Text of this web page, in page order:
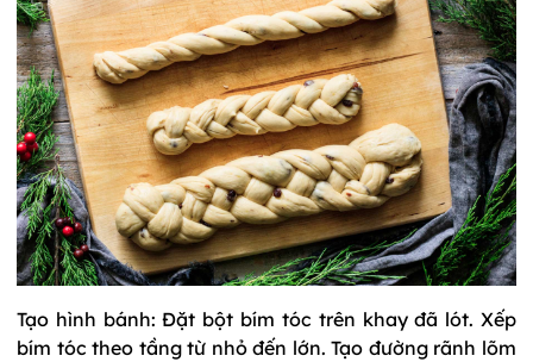
Tạo hình bánh: Đặt bột bím tóc trên khay đã lót. Xếp
bím tóc theo tầng từ nhỏ đến lớn. Tạo đường rãnh lõm